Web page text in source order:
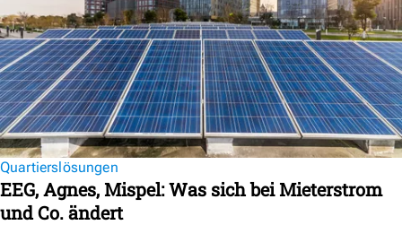
Quartierslösungen
EEG, Agnes, Mispel: Was sich bei Mieterstrom
und Co. ändert